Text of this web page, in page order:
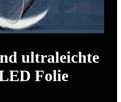
ultraleichte
Folie